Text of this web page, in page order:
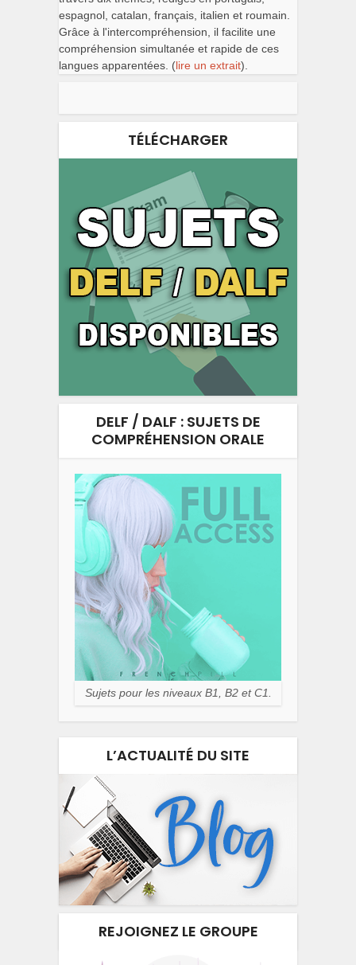
espagnol, catalan, français, italien et roumain.
Grâce à l'intercompréhension, il facilite une
compréhension simultanée et rapide de ces
langues apparentées. (lire un extrait).
TÉLÉCHARGER
DELF / DALF : SUJETS DE
COMPRÉHENSION ORALE
Sujets pour les niveaux B1, B2 et C1.
L’ACTUALITÉ DU SITE
REJOIGNEZ LE GROUPE